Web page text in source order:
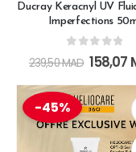
Ducray Keracnyl UV
Imperfections
out of 5
239,50MAD 158,07
-45%